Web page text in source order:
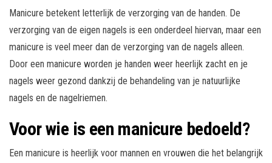
Manicure betekent letterlijk de verzorging van de handen. De
verzorging van de eigen nagels is een onderdeel hiervan, maar een
manicure is veel meer dan de verzorging van de nagels alleen.
Door een manicure worden je handen weer heerlijk zacht en je
nagels weer gezond dankzij de behandeling van je natuurlijke
nagels en de nagelriemen.
Voor wie is een manicure bedoeld?
Een manicure is heerlijk voor mannen en vrouwen die het belangrijk